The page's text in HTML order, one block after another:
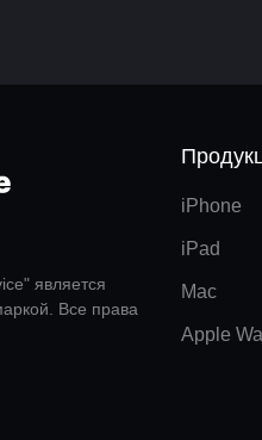
является
Все права
iPhone
iPad
Mac
Apple